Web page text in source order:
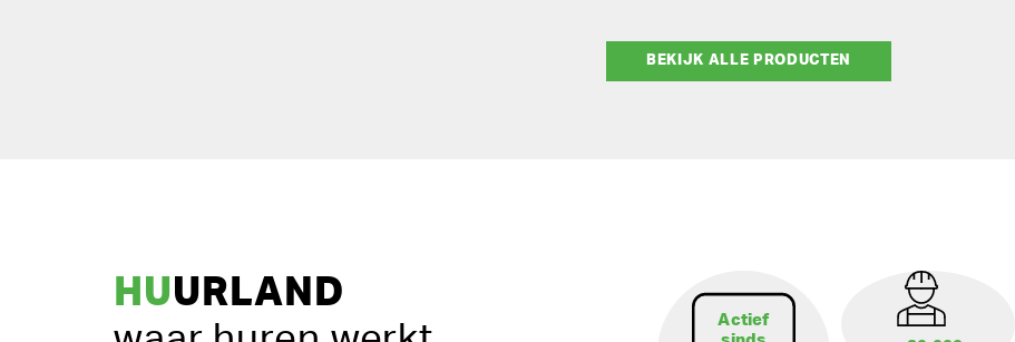
BEKIJK ALLE PRODUCTEN
HUURLAND
Actief